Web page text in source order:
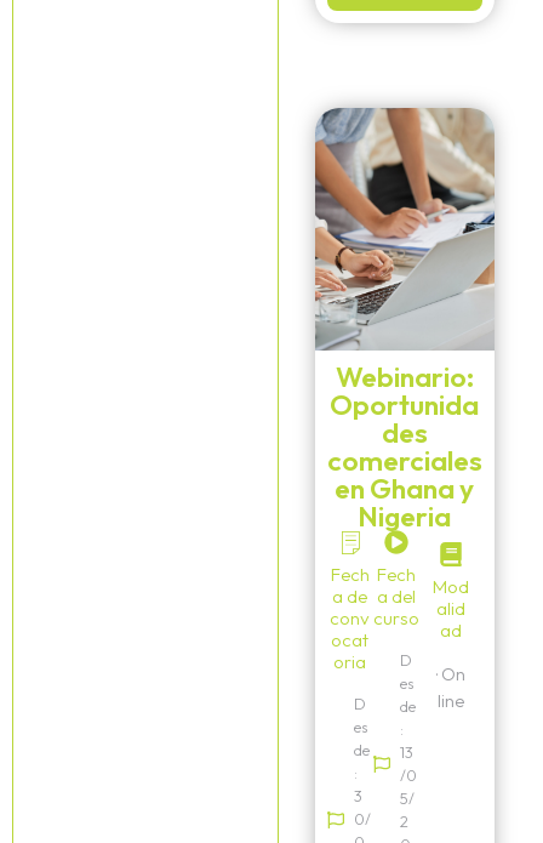
Webinario:
Oportunida
des
comerciales
en Ghana y
Nigeria
Fech
a de
conv
ocat
oria
D
es
de
:
3
0/
Fech
a del
curso
D
es
de
:
13
/0
5/
2
Mod
alid
ad
· On
line